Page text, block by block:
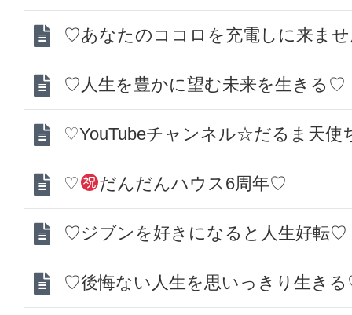
♡あなたのココロを充電しに来ま
♡人生を豊かに望む未来を生きる♡
♡YouTubeチャンネル☆だるま天
♡ だんだんハウス6周年♡
♡ジブンを好きになると人生好転♡
♡後悔ない人生を思いっきり生き